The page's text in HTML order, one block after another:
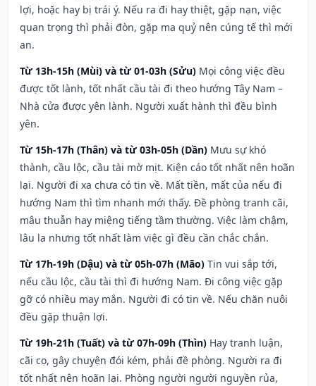
lợi, hoặc hay bị trái ý. Nếu ra đi hay thiệt, gặp nạn, việc
quan trọng thì phải đòn, gặp ma quỷ nên cúng tế thì mới
an.
Từ 13h-15h (Mùi) và từ 01-03h (Sửu) Mọi công việc đều
được tốt lành, tốt nhất cầu tài đi theo hướng Tây Nam –
Nhà cửa được yên lành. Người xuất hành thì đều bình
yên.
Từ 15h-17h (Thân) và từ 03h-05h (Dần) Mưu sự khó
thành, cầu lộc, cầu tài mờ mịt. Kiện cáo tốt nhất nên hoãn
lại. Người đi xa chưa có tin về. Mất tiền, mất của nếu đi
hướng Nam thì tìm nhanh mới thấy. Đề phòng tranh cãi,
mâu thuẫn hay miệng tiếng tầm thường. Việc làm chậm,
lâu la nhưng tốt nhất làm việc gì đều cần chắc chắn.
Từ 17h-19h (Dậu) và từ 05h-07h (Mão) Tin vui sắp tới,
nếu cầu lộc, cầu tài thì đi hướng Nam. Đi công việc gặp
gỡ có nhiều may mắn. Người đi có tin về. Nếu chăn nuôi
đều gặp thuận lợi.
Từ 19h-21h (Tuất) và từ 07h-09h (Thìn) Hay tranh luận,
cãi cọ, gây chuyện đói kém, phải đề phòng. Người ra đi
tốt nhất nên hoãn lại. Phòng người người nguyền rủa,